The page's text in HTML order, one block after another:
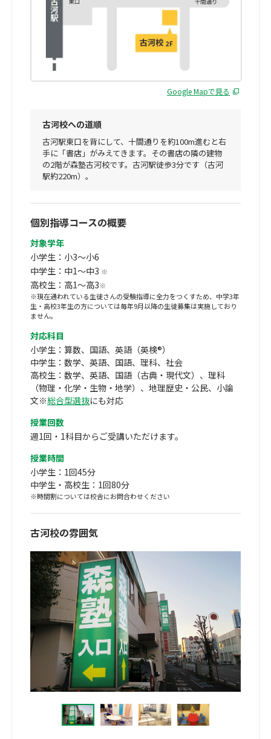
個別指導コースの概要
対象学年
小学生：小3～小6
中学生：中1～中3 ※
高校生：高1～高3※
※現在通われている生徒さんの受験指導に全力をつくすため、中学3年
生・高校3年生の方については毎年9月以降の生徒募集は実施しており
ません。
対応科目
小学生：算数、国語、英語（英検®）
中学生：数学、英語、国語、理科、社会
高校生：数学、英語、国語（古典・現代文）、理科
（物理・化学・生物・地学）、地理歴史・公民、小論
文※総合型選抜にも対応
授業回数
週1回・1科目からご受講いただけます。
授業時間
小学生：1回45分
中学生・高校生：1回80分
※時間割については校舎にお問合わせください
古河校の雰囲気
Google Mapで見る
古河校への道順
古河駅東口を背にして、十間通りを約100m進むと右
手に「書店」がみえてきます。その書店の隣の建物
の2階が森塾古河校です。古河駅徒歩3分です（古河
駅約220m）。